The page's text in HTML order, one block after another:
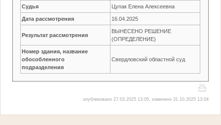
Судья Цупак Елена Алексеевна
Дата рассмотрения 16.04.2025
Результат рассмотрения
ВЫНЕСЕНО РЕШЕНИЕ
(ОПРЕДЕЛЕНИЕ)
Номер здания, название
обособленного
подразделения
Свердловский областной суд
опубликовано 27.03.2025 13:05, изменено 31.10.2025 13:04